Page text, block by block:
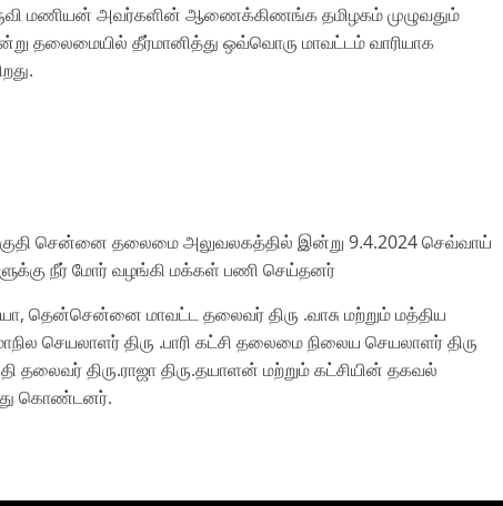
மணியன் அவர்களின் ஆணைக்கிணங்க தமிழகம் முழுவதும்
தலைமையில் தீர்மானித்து ஒவ்வொரு மாவட்டம் வாரியாக
சென்னை தலைமை அலுவலகத்தில் இன்று 9.4.2024 செவ்வாய்
நீர் மோர் வழங்கி மக்கள் பணி செய்தனர்
தென்சென்னை மாவட்ட தலைவர் திரு .வாசு மற்றும் மத்திய
செயலாளர் திரு .பாரி கட்சி தலைமை நிலைய செயலாளர் திரு
திரு.ராஜா திரு.தயாளன் மற்றும் கட்சியின் தகவல்
கொண்டனர்.